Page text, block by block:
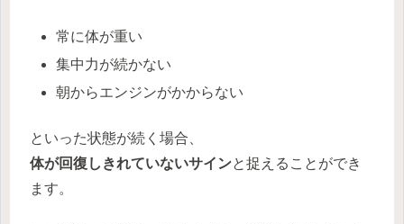
常に体が重い
集中力が続かない
朝からエンジンがかからない
といった状態が続く場合、
体が回復しきれていないサインと捉えることができ
ます。